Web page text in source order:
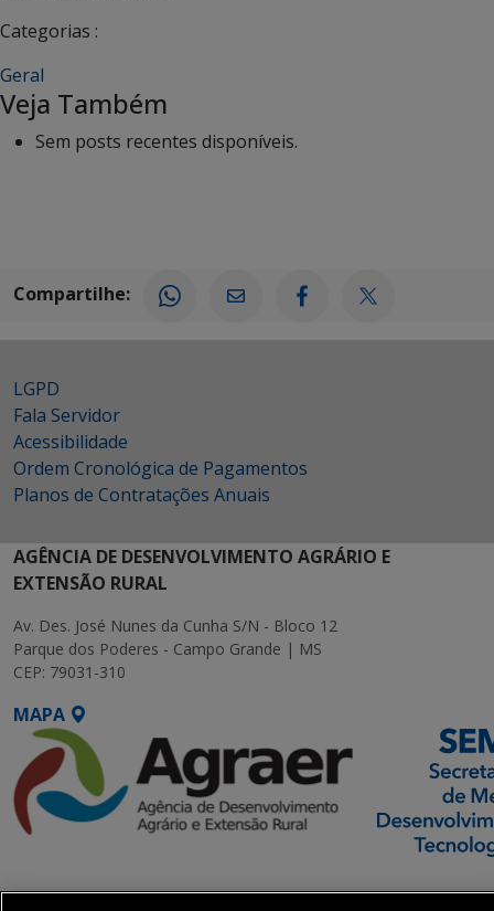
Categorias :
Geral
Veja Também
Sem posts recentes disponíveis.
Compartilhe:
LGPD
Fala Servidor
Acessibilidade
Ordem Cronológica de Pagamentos
Planos de Contratações Anuais
AGÊNCIA DE DESENVOLVIMENTO AGRÁRIO E
EXTENSÃO RURAL
Av. Des. José Nunes da Cunha S/N - Bloco 12
Parque dos Poderes - Campo Grande | MS
CEP: 79031-310
MAPA